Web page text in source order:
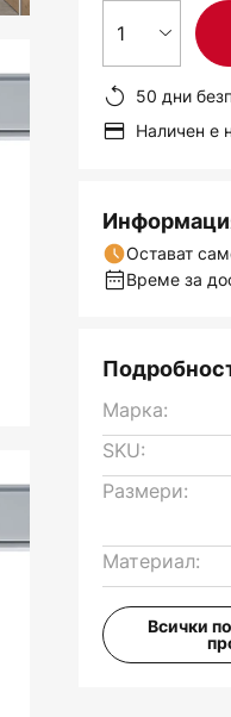
1
50 дни
Наличен е
Остават
Време за
Марка:
SKU:
Размери:
Материал:
Всички